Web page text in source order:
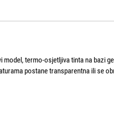
termo-osjetljiva tinta na bazi
postane transparentna ili se